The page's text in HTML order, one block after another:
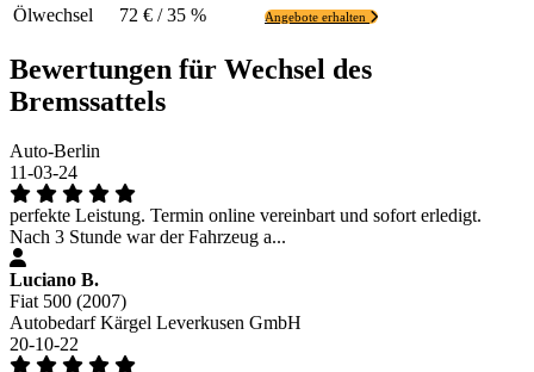
Ölwechsel 72 € / 35 % Angebote erhalten
Bewertungen für Wechsel des
Bremssattels
Auto-Berlin
11-03-24
perfekte Leistung. Termin online vereinbart und sofort erledigt.
Nach 3 Stunde war der Fahrzeug a...
Luciano B.
Fiat 500 (2007)
Autobedarf Kärgel Leverkusen GmbH
20-10-22